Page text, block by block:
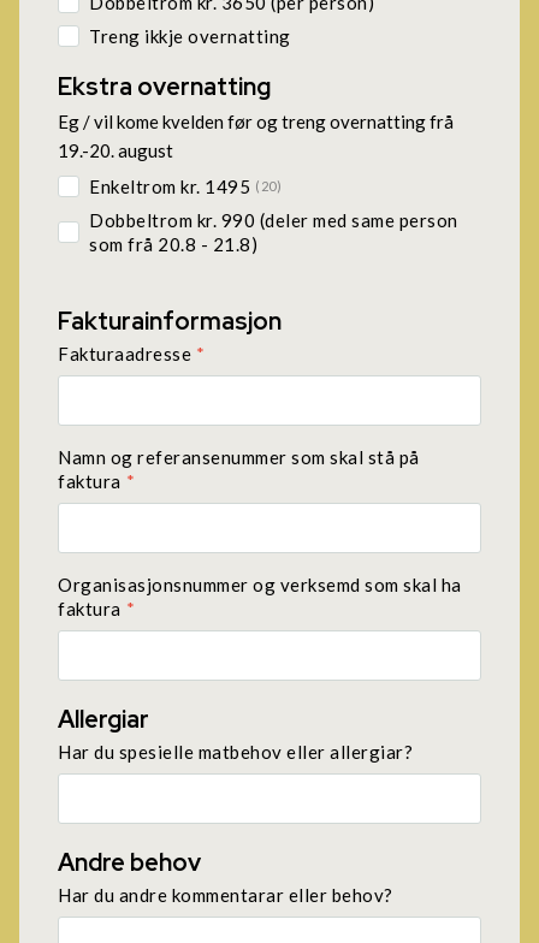
Treng ikkje overnatting
Ekstra overnatting
Eg / vil kome kvelden før og treng overnatting frå
19.-20. august
Enkeltrom kr. 1495 ( 20)
Dobbeltrom kr. 990 (deler med same person
som frå 20.8 - 21.8)
Fakturainformasjon
Fakturaadresse *
Namn og referansenummer som skal stå på
faktura *
Organisasjonsnummer og verksemd som skal ha
faktura *
Allergiar
Har du spesielle matbehov eller allergiar?
Andre behov
Har du andre kommentarar eller behov?